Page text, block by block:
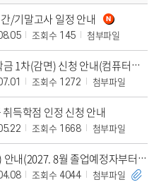
/기말고사 일정 안내
조회수 145 첨부파일
[교내장학금]2026-2학기 교내장학금 1차(감면) 신청 안내(컴퓨터공학부 학업우수 학과자율영역 신청 포함, 7/10(금) 17시까지)
조회수 1272 첨부파일
득학점 인정 신청 안내
조회수 1668 첨부파일
컴퓨터공학부 졸업논문(졸업작품) 안내(2027. 8월 졸업예정자부터 적용)
조회수 4044 첨부파일